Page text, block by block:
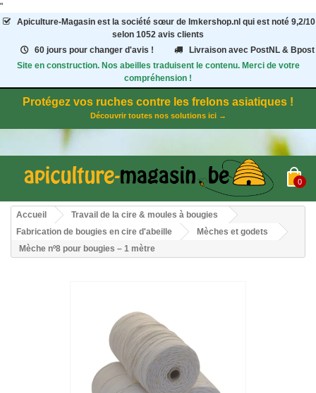
"
Apiculture-Magasinest la société sœur de Imkershop.nl qui est noté 9,2/10
selon 1052 avis clients
60 jours pour changer d'avis !
Livraison avec PostNL & Bpost
Site en construction. Nos abeilles traduisent le contenu. Merci de votre
compréhension !
Protégez vos ruches contre les frelons asiatiques !
Découvrir toutes nos solutions ici →
0
Accueil
Travail de la cire & moules à bougies
Fabrication de bougies en cire d'abeille
Mèches et godets
Mèche nº8 pour bougies – 1 mètre